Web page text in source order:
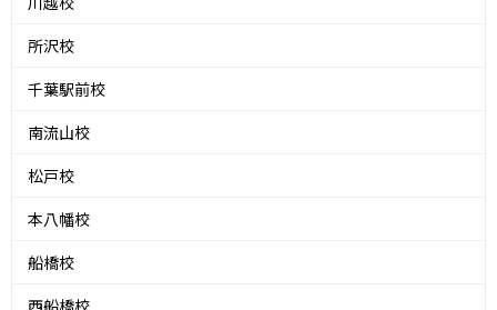
所沢校
千葉駅前校
南流山校
松戸校
本八幡校
船橋校